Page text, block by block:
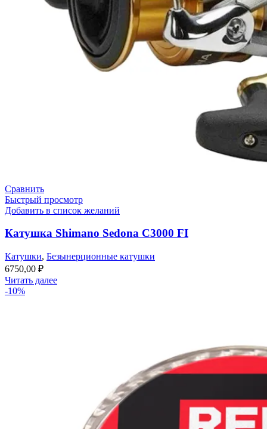
Сравнить
Быстрый просмотр
Добавить в список желаний
Катушка Shimano Sedona C3000 FI
Катушки, Безынерционные катушки
6750,00 ₽
Читать далее
-10%